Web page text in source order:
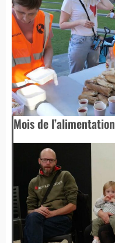
Mois de l’alimentation